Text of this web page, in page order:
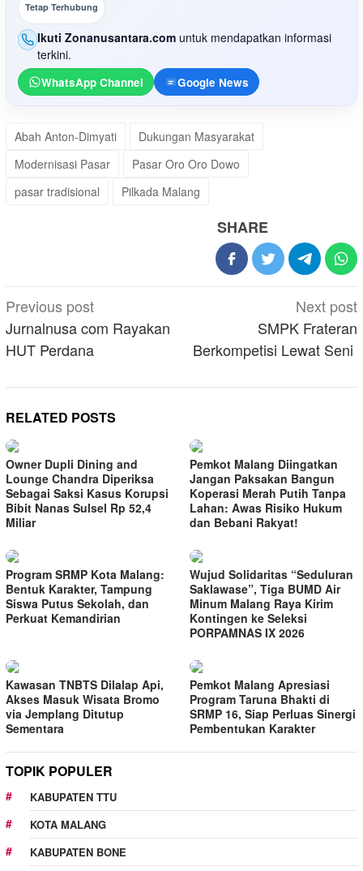
Tetap Terhubung
Ikuti Zonanusantara.com untuk mendapatkan informasi
terkini.
WhatsApp Channel Google News
Abah Anton-Dimyati
Dukungan Masyarakat
Modernisasi Pasar
Pasar Oro Oro Dowo
pasar tradisional
Pilkada Malang
SHARE
Post
navigation
Previous post
Jurnalnusa com Rayakan
HUT Perdana
Next post
SMPK Frateran
Berkompetisi Lewat Seni
RELATED POSTS
Owner Dupli Dining and
Lounge Chandra Diperiksa
Sebagai Saksi Kasus Korupsi
Bibit Nanas Sulsel Rp 52,4
Miliar
Pemkot Malang Diingatkan
Jangan Paksakan Bangun
Koperasi Merah Putih Tanpa
Lahan: Awas Risiko Hukum
dan Bebani Rakyat!
Program SRMP Kota Malang:
Bentuk Karakter, Tampung
Siswa Putus Sekolah, dan
Perkuat Kemandirian
Wujud Solidaritas “Seduluran
Saklawase”, Tiga BUMD Air
Minum Malang Raya Kirim
Kontingen ke Seleksi
PORPAMNAS IX 2026
Kawasan TNBTS Dilalap Api,
Akses Masuk Wisata Bromo
via Jemplang Ditutup
Sementara
Pemkot Malang Apresiasi
Program Taruna Bhakti di
SRMP 16, Siap Perluas Sinergi
Pembentukan Karakter
TOPIK POPULER
KABUPATEN TTU
KOTA MALANG
KABUPATEN BONE